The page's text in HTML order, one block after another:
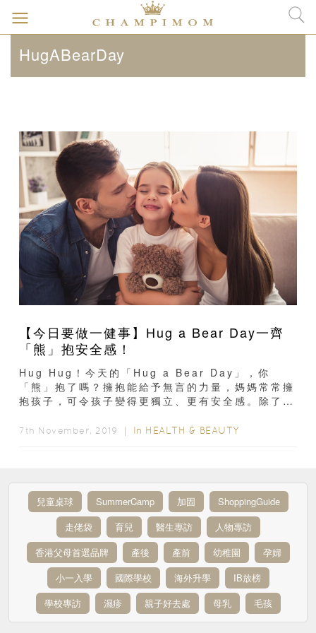
HugABearDay
【今日要做一健事】Hug a Bear Day一齊
「熊」抱安全感！
Hug Hug！今天的「Hug a Bear Day」，你
「熊」抱了嗎？擁抱能給予無言的力量，媽媽常常擁
抱孩子，可令孩子變得更獨立、更有安全感。除了和
7th November, 2019 ｜ In HEALTH & BEAUTY
兒童桌球 SummerCamp 加固
ShoppingGuide
走佬袋
育兒 醫生專訪
人物專訪
香港父母首選品牌
產後 產前 幼稚園
孕婦
小一入學
國際學校 海外升學
IB放榜
學校專訪
濕疹 親子好去處 母乳 毛孩